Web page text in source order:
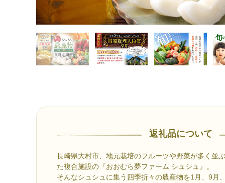
返礼品について
長崎県大村市、地元栽培のフルーツや野菜が多く並
た複合施設の『おおむら夢ファーム シュシュ』。
そんなシュシュに集う四季折々の農産物を1月、9月